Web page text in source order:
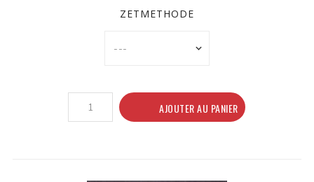
ZETMETHODE
AJOUTER AU PANIER